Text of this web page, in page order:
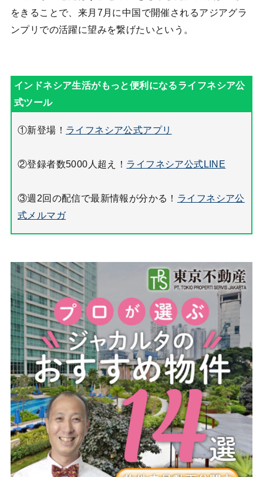
をきることで、来月7月に中国で開催されるアジアグラ
ンプリでの活躍に望みを繋げたいという。
①新登場！ ライフネシア公式アプリ
②登録者数5000人超え！ ライフネシア公式LINE
③週2回の配信で最新情報が分かる！ ライフネシア公
式メルマガ